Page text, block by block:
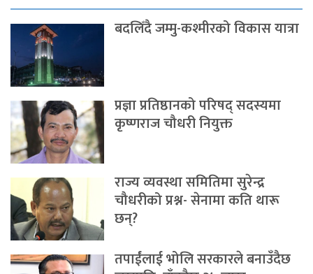
बदलिँदै जम्मु-कश्मीरको विकास यात्रा
प्रज्ञा प्रतिष्ठानको परिषद् सदस्यमा
कृष्णराज चौधरी नियुक्त
राज्य व्यवस्था समितिमा सुरेन्द्र
चौधरीको प्रश्न- सेनामा कति थारू
छन्?
तपाईंलाई भोलि सरकारले बनाउँदैछ